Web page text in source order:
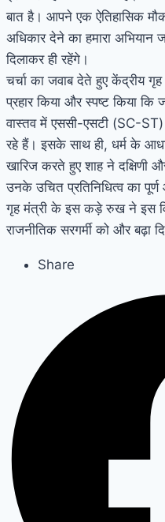
बात है। आपने एक ऐतिहासिक
अधिकार देने का हमारा अभियान
दिलाकर ही रहेंगे।
चर्चा का जवाब देते हुए केंद्रीय गृह
प्रहार किया और स्पष्ट किया कि
वास्तव में एससी-एसटी (SC-ST)
रहे हैं। इसके साथ ही, धर्म के
खारिज करते हुए शाह ने दक्षिणी
उनके उचित प्रतिनिधित्व का
गृह मंत्री के इस कड़े रुख ने इस
राजनीतिक सरगर्मी को और बढ़ा
Share